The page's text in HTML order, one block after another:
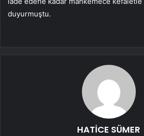
duyurmuştu.
HATİCE SÜMER